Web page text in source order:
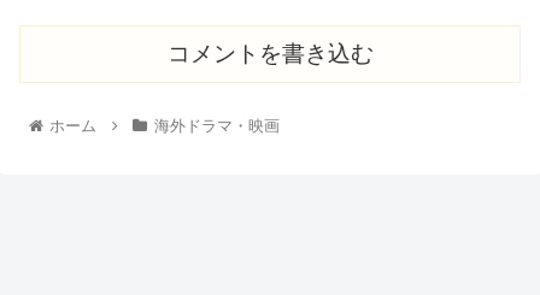
コメントを書き込む
ホーム 海外ドラマ・映画